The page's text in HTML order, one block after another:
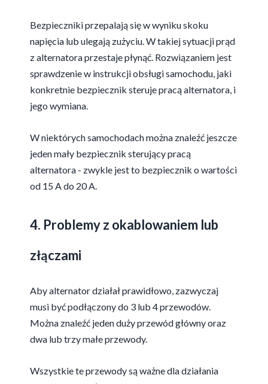
Bezpieczniki przepalają się w wyniku skoku
napięcia lub ulegają zużyciu. W takiej sytuacji prąd
z alternatora przestaje płynąć. Rozwiązaniem jest
sprawdzenie w instrukcji obsługi samochodu, jaki
konkretnie bezpiecznik steruje pracą alternatora, i
jego wymiana.
W niektórych samochodach można znaleźć jeszcze
jeden mały bezpiecznik sterujący pracą
alternatora - zwykle jest to bezpiecznik o wartości
od 15 A do 20 A.
4. Problemy z okablowaniem lub
złączami
Aby alternator działał prawidłowo, zazwyczaj
musi być podłączony do 3 lub 4 przewodów.
Można znaleźć jeden duży przewód główny oraz
dwa lub trzy małe przewody.
Wszystkie te przewody są ważne dla działania